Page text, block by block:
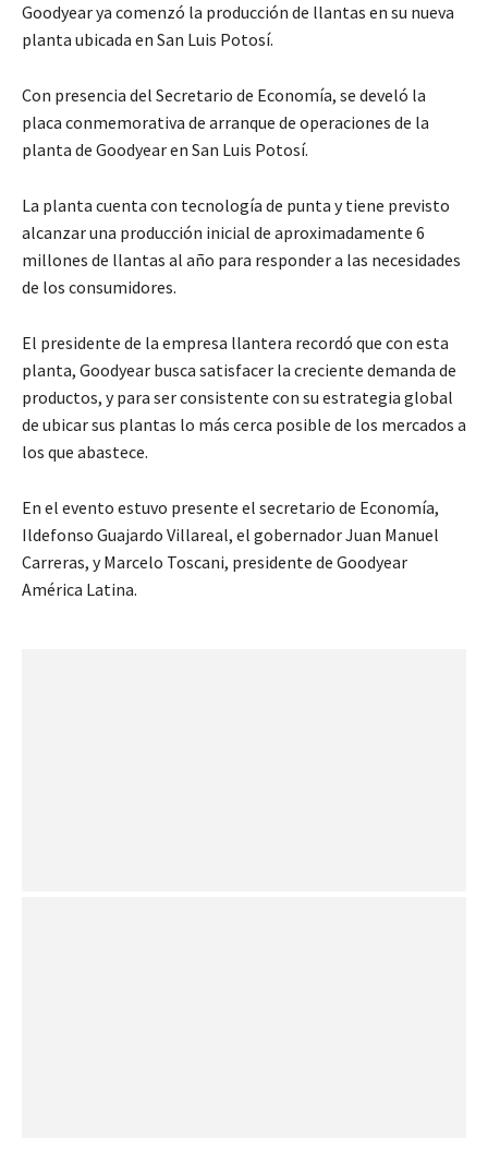
Goodyear ya comenzó la producción de llantas en su nueva
planta ubicada en San Luis Potosí.
Con presencia del Secretario de Economía, se develó la
placa conmemorativa de arranque de operaciones de la
planta de Goodyear en San Luis Potosí.
La planta cuenta con tecnología de punta y tiene previsto
alcanzar una producción inicial de aproximadamente 6
millones de llantas al año para responder a las necesidades
de los consumidores.
El presidente de la empresa llantera recordó que con esta
planta, Goodyear busca satisfacer la creciente demanda de
productos, y para ser consistente con su estrategia global
de ubicar sus plantas lo más cerca posible de los mercados a
los que abastece.
En el evento estuvo presente el secretario de Economía,
Ildefonso Guajardo Villareal, el gobernador Juan Manuel
Carreras, y Marcelo Toscani, presidente de Goodyear
América Latina.